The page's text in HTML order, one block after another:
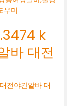
k
바 대전
전야간알바 대